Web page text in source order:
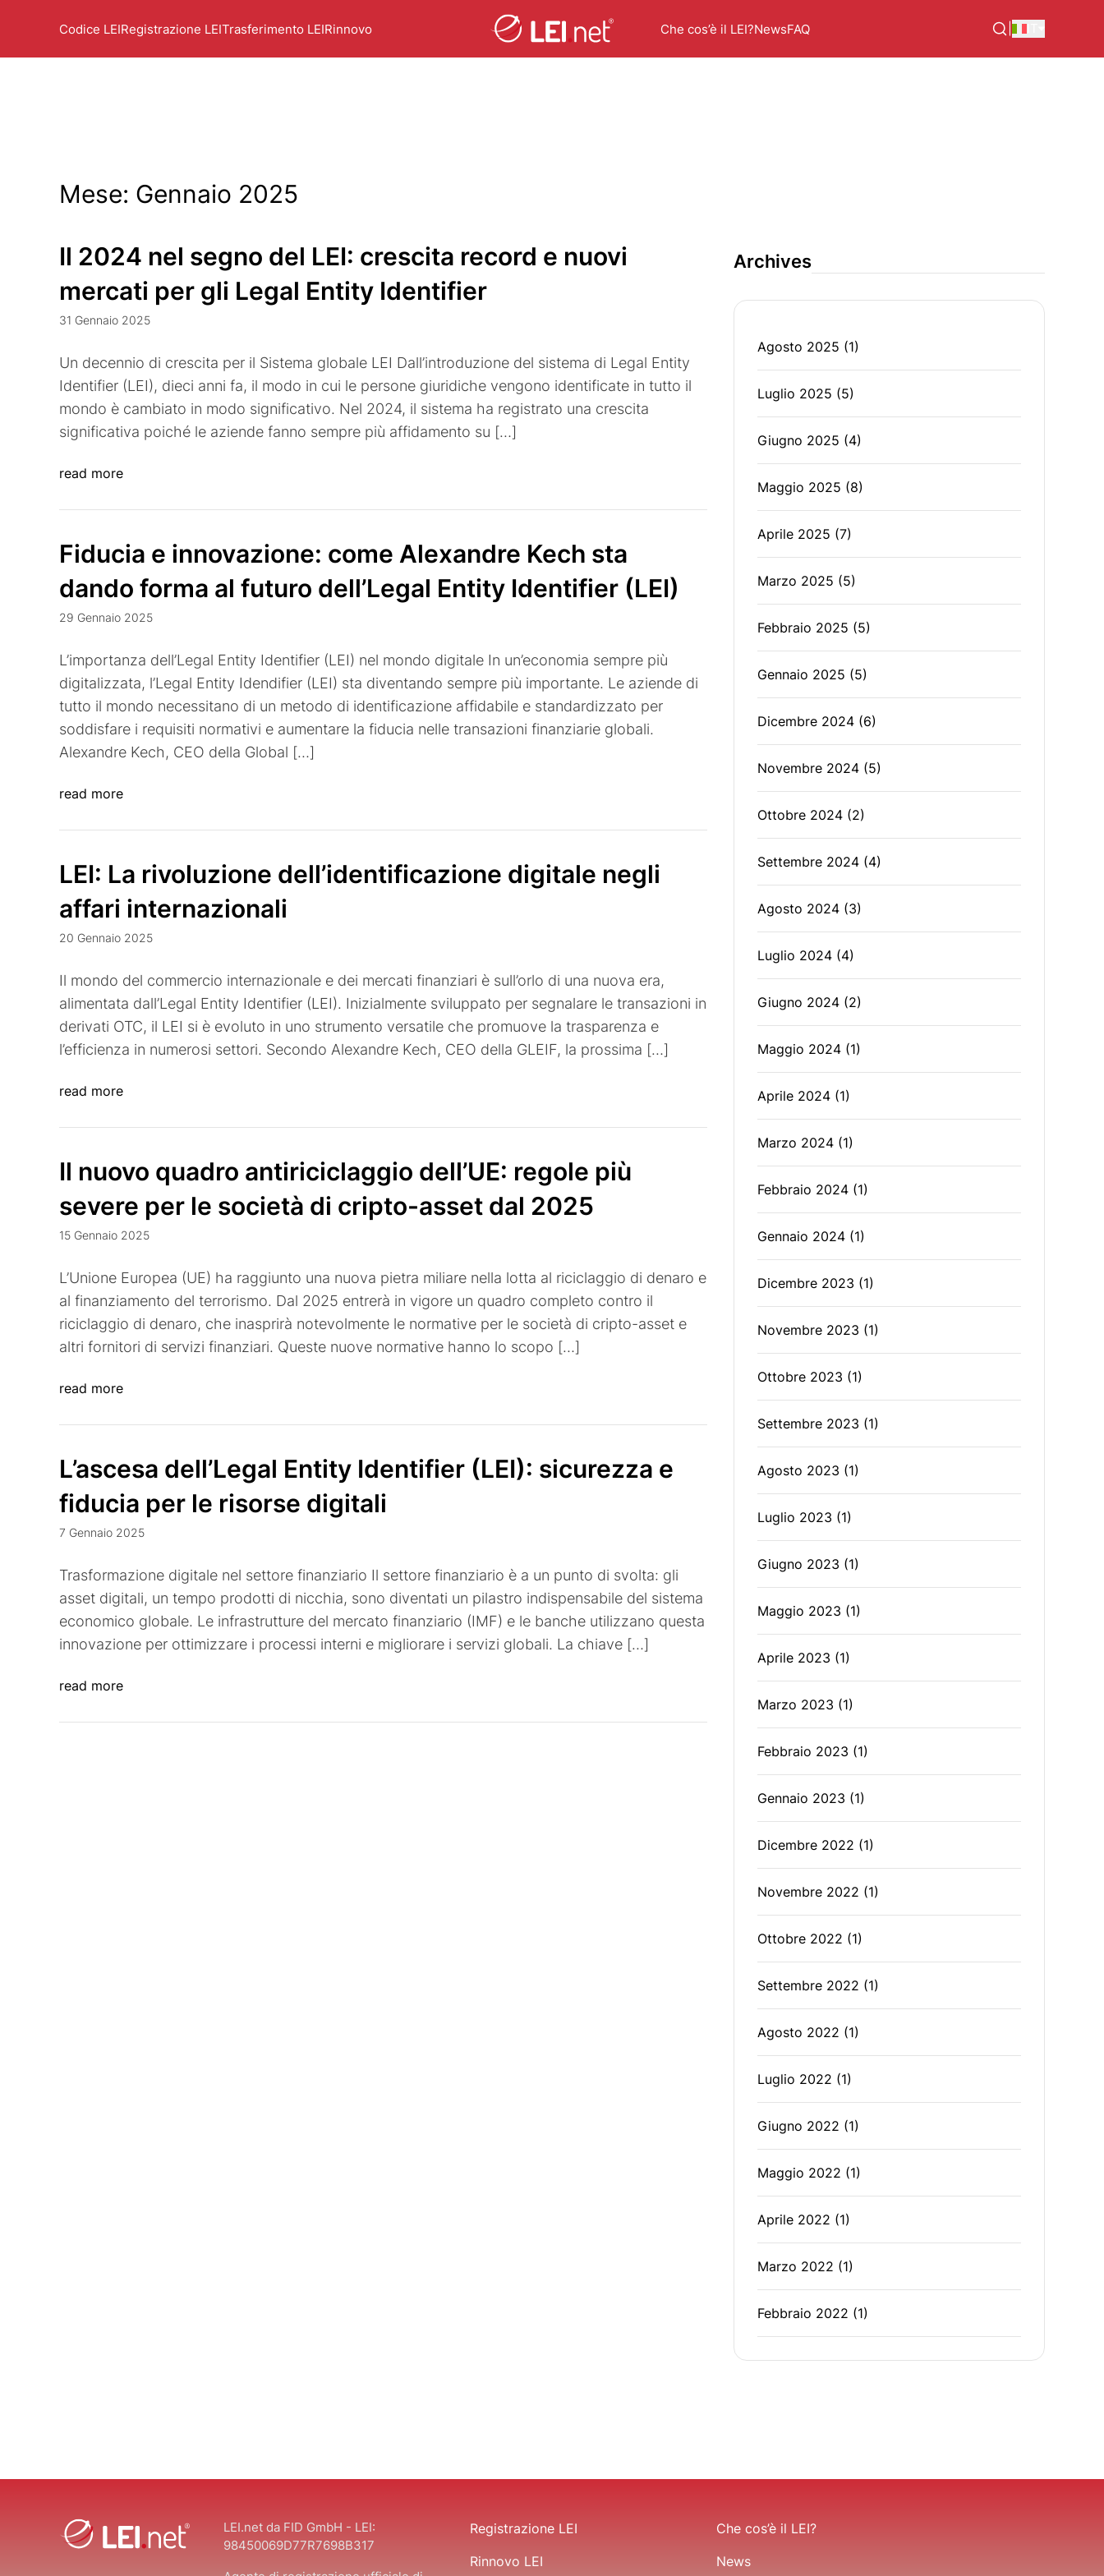
Codice LEIRegistrazione LEITrasferimento LEIRinnovo Che cos’è il LEI?NewsFAQ
Mese: Gennaio 2025
Il 2024 nel segno del LEI: crescita record e nuovi
mercati per gli Legal Entity Identifier
31 Gennaio 2025
Un decennio di crescita per il Sistema globale LEI Dall’introduzione del sistema di Legal Entity
Identifier (LEI), dieci anni fa, il modo in cui le persone giuridiche vengono identificate in tutto il
mondo è cambiato in modo significativo. Nel 2024, il sistema ha registrato una crescita
significativa poiché le aziende fanno sempre più affidamento su […]
read more
Fiducia e innovazione: come Alexandre Kech sta
dando forma al futuro dell’Legal Entity Identifier (LEI)
29 Gennaio 2025
L’importanza dell’Legal Entity Identifier (LEI) nel mondo digitale In un’economia sempre più
digitalizzata, l’Legal Entity Idendifier (LEI) sta diventando sempre più importante. Le aziende di
tutto il mondo necessitano di un metodo di identificazione affidabile e standardizzato per
soddisfare i requisiti normativi e aumentare la fiducia nelle transazioni finanziarie globali.
Alexandre Kech, CEO della Global […]
read more
LEI: La rivoluzione dell’identificazione digitale negli
affari internazionali
20 Gennaio 2025
Il mondo del commercio internazionale e dei mercati finanziari è sull’orlo di una nuova era,
alimentata dall’Legal Entity Identifier (LEI). Inizialmente sviluppato per segnalare le transazioni in
derivati ​​OTC, il LEI si è evoluto in uno strumento versatile che promuove la trasparenza e
l’efficienza in numerosi settori. Secondo Alexandre Kech, CEO della GLEIF, la prossima […]
read more
Il nuovo quadro antiriciclaggio dell’UE: regole più
severe per le società di cripto-asset dal 2025
15 Gennaio 2025
L’Unione Europea (UE) ha raggiunto una nuova pietra miliare nella lotta al riciclaggio di denaro e
al finanziamento del terrorismo. Dal 2025 entrerà in vigore un quadro completo contro il
riciclaggio di denaro, che inasprirà notevolmente le normative per le società di cripto-asset e
altri fornitori di servizi finanziari. Queste nuove normative hanno lo scopo […]
read more
L’ascesa dell’Legal Entity Identifier (LEI): sicurezza e
fiducia per le risorse digitali
7 Gennaio 2025
Trasformazione digitale nel settore finanziario Il settore finanziario è a un punto di svolta: gli
asset digitali, un tempo prodotti di nicchia, sono diventati un pilastro indispensabile del sistema
economico globale. Le infrastrutture del mercato finanziario (IMF) e le banche utilizzano questa
innovazione per ottimizzare i processi interni e migliorare i servizi globali. La chiave […]
read more
Archives
Agosto 2025 (1)
Luglio 2025 (5)
Giugno 2025 (4)
Maggio 2025 (8)
Aprile 2025 (7)
Marzo 2025 (5)
Febbraio 2025 (5)
Gennaio 2025 (5)
Dicembre 2024 (6)
Novembre 2024 (5)
Ottobre 2024 (2)
Settembre 2024 (4)
Agosto 2024 (3)
Luglio 2024 (4)
Giugno 2024 (2)
Maggio 2024 (1)
Aprile 2024 (1)
Marzo 2024 (1)
Febbraio 2024 (1)
Gennaio 2024 (1)
Dicembre 2023 (1)
Novembre 2023 (1)
Ottobre 2023 (1)
Settembre 2023 (1)
Agosto 2023 (1)
Luglio 2023 (1)
Giugno 2023 (1)
Maggio 2023 (1)
Aprile 2023 (1)
Marzo 2023 (1)
Febbraio 2023 (1)
Gennaio 2023 (1)
Dicembre 2022 (1)
Novembre 2022 (1)
Ottobre 2022 (1)
Settembre 2022 (1)
Agosto 2022 (1)
Luglio 2022 (1)
Giugno 2022 (1)
Maggio 2022 (1)
Aprile 2022 (1)
Marzo 2022 (1)
Febbraio 2022 (1)
LEI.net da FID GmbH - LEI:
98450069D77R7698B317
Registrazione LEI
Rinnovo LEI
Che cos’è il LEI?
News